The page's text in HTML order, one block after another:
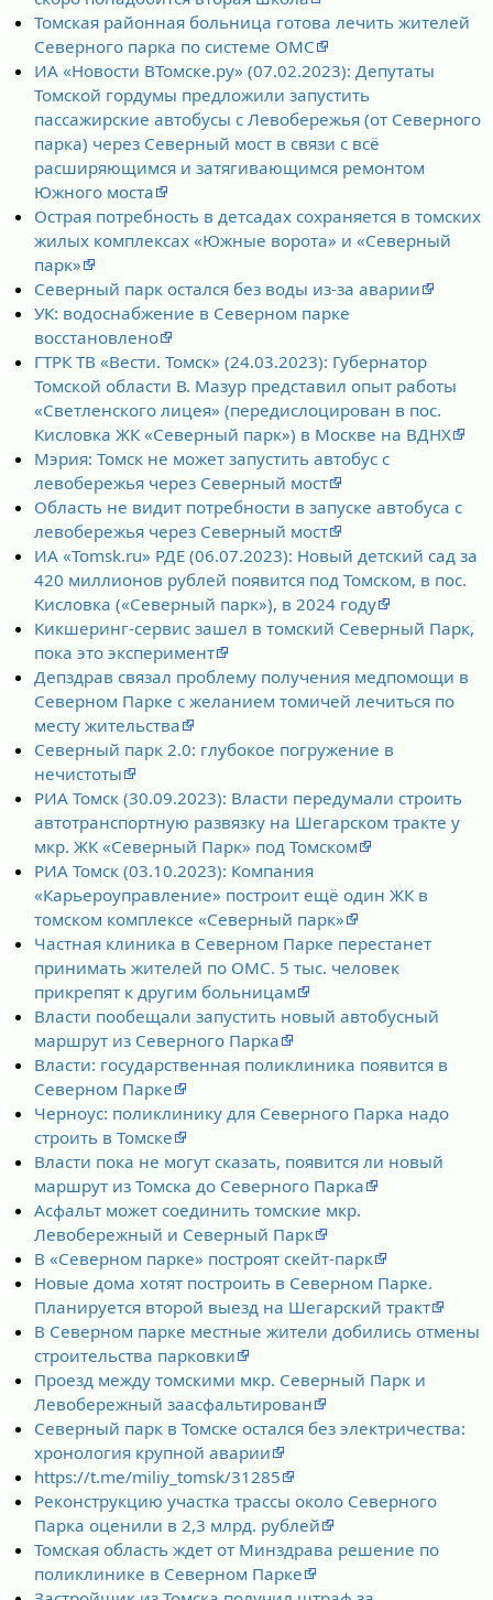
Томская районная больница готова лечить жителей
Северного парка по системе ОМС
ИА «Новости ВТомске.ру» (07.02.2023): Депутаты
Томской гордумы предложили запустить
пассажирские автобусы с Левобережья (от Северного
парка) через Северный мост в связи с всё
расширяющимся и затягивающимся ремонтом
Южного моста
Острая потребность в детсадах сохраняется в томских
жилых комплексах «Южные ворота» и «Северный
парк»
Северный парк остался без воды из-за аварии
УК: водоснабжение в Северном парке
восстановлено
ГТРК ТВ «Вести. Томск» (24.03.2023): Губернатор
Томской области В. Мазур представил опыт работы
«Светленского лицея» (передислоцирован в пос.
Кисловка ЖК «Северный парк») в Москве на ВДНХ
Мэрия: Томск не может запустить автобус с
левобережья через Северный мост
Область не видит потребности в запуске автобуса с
левобережья через Северный мост
ИА «Tomsk.ru» РДЕ (06.07.2023): Новый детский сад за
420 миллионов рублей появится под Томском, в пос.
Кисловка («Северный парк»), в 2024 году
Кикшеринг-сервис зашел в томский Северный Парк,
пока это эксперимент
Депздрав связал проблему получения медпомощи в
Северном Парке с желанием томичей лечиться по
месту жительства
Северный парк 2.0: глубокое погружение в
нечистоты
РИА Томск (30.09.2023): Власти передумали строить
автотранспортную развязку на Шегарском тракте у
мкр. ЖК «Северный Парк» под Томском
РИА Томск (03.10.2023): Компания
«Карьероуправление» построит ещё один ЖК в
томском комплексе «Северный парк»
Частная клиника в Северном Парке перестанет
принимать жителей по ОМС. 5 тыс. человек
прикрепят к другим больницам
Власти пообещали запустить новый автобусный
маршрут из Северного Парка
Власти: государственная поликлиника появится в
Северном Парке
Черноус: поликлинику для Северного Парка надо
строить в Томске
Власти пока не могут сказать, появится ли новый
маршрут из Томска до Северного Парка
Асфальт может соединить томские мкр.
Левобережный и Северный Парк
В «Северном парке» построят скейт-парк
Новые дома хотят построить в Северном Парке.
Планируется второй выезд на Шегарский тракт
В Северном парке местные жители добились отмены
строительства парковки
Проезд между томскими мкр. Северный Парк и
Левобережный заасфальтирован
Северный парк в Томске остался без электричества:
хронология крупной аварии
https://t.me/miliy_tomsk/31285
Реконструкцию участка трассы около Северного
Парка оценили в 2,3 млрд. рублей
Томская область ждет от Минздрава решение по
поликлинике в Северном Парке